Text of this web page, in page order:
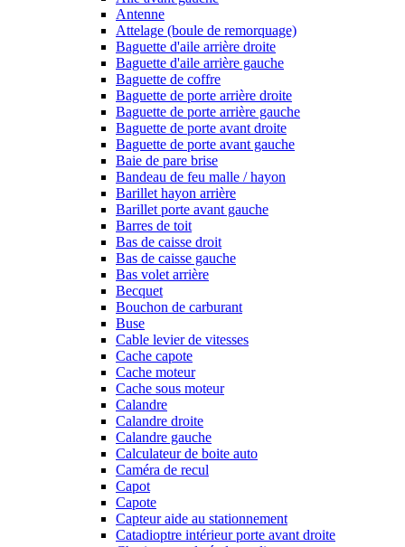
Antenne
Attelage (boule de remorquage)
Baguette d'aile arrière droite
Baguette d'aile arrière gauche
Baguette de coffre
Baguette de porte arrière droite
Baguette de porte arrière gauche
Baguette de porte avant droite
Baguette de porte avant gauche
Baie de pare brise
Bandeau de feu malle / hayon
Barillet hayon arrière
Barillet porte avant gauche
Barres de toit
Bas de caisse droit
Bas de caisse gauche
Bas volet arrière
Becquet
Bouchon de carburant
Buse
Cable levier de vitesses
Cache capote
Cache moteur
Cache sous moteur
Calandre
Calandre droite
Calandre gauche
Calculateur de boite auto
Caméra de recul
Capot
Capote
Capteur aide au stationnement
Catadioptre intérieur porte avant droite